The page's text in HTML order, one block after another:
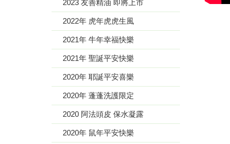
2023 友善精油 即將上市
2022年 虎年虎虎生風
2021年 牛年幸福快樂
2021年 聖誕平安快樂
2020年 耶誕平安喜樂
2020年 蓬蓬洗護限定
2020 阿法頭皮 保水凝露
2020年 鼠年平安快樂